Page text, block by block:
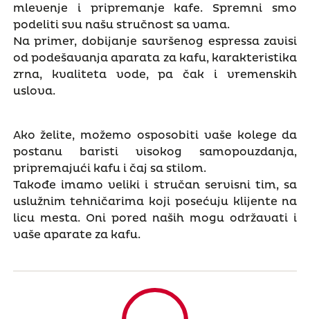
mlevenje i pripremanje kafe. Spremni smo
podeliti svu našu stručnost sa vama.
Na primer, dobijanje savršenog espressa zavisi
od podešavanja aparata za kafu, karakteristika
zrna, kvaliteta vode, pa čak i vremenskih
uslova.
Ako želite, možemo osposobiti vaše kolege da
postanu baristi visokog samopouzdanja,
pripremajući kafu i čaj sa stilom.
Takođe imamo veliki i stručan servisni tim, sa
uslužnim tehničarima koji posećuju klijente na
licu mesta. Oni pored naših mogu održavati i
vaše aparate za kafu.